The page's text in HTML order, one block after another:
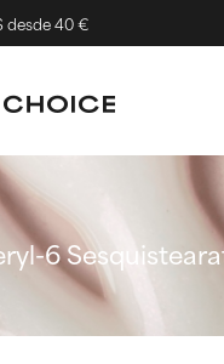
desde 40 €
6